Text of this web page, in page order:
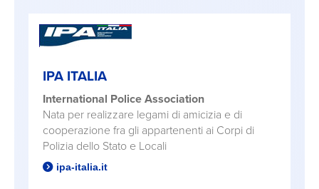
IPA ITALIA
International Police Association
Nata per realizzare legami di amicizia e di
cooperazione fra gli appartenenti ai Corpi di
Polizia dello Stato e Locali
ipa-italia.it